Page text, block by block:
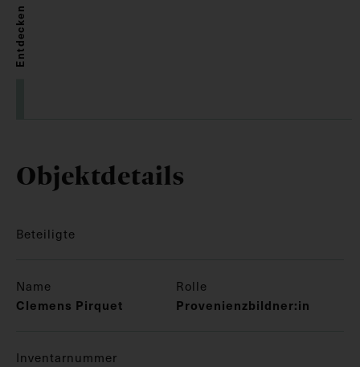
Entdecken
Objektdetails
Beteiligte
Name Rolle
Clemens Pirquet Provenienzbildner:in
Inventarnummer